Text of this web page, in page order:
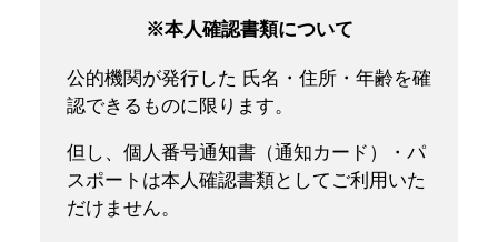
※本人確認書類について
公的機関が発行した 氏名・住所・年齢を確
認できるものに限ります。
但し、個人番号通知書（通知カード）・パ
スポートは本人確認書類としてご利用いた
だけません。